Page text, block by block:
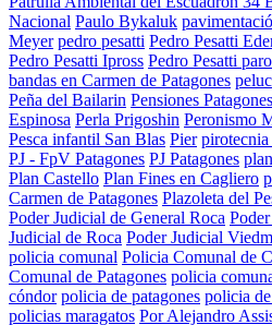
Nacional Paulo Bykaluk
Meyer pedro pesatti Pedro Pesatti
Pedro Pesatti Ipross Pedro Pesatti
bandas en Carmen de Patagones
Peña del Bailarin Pensiones Patagones
Espinosa Perla Prigoshin Peronismo
Pesca infantil San Blas Pier pirotecnia
PJ - FpV Patagones PJ Patagones
Plan Castello Plan Fines en Cagliero
Carmen de Patagones Plazoleta del
Poder Judicial de General Roca
Judicial de Roca Poder Judicial
policia comunal Policia Comunal de
Comunal de Patagones policia
cóndor policia de patagones policia
policias maragatos Por Alejandro